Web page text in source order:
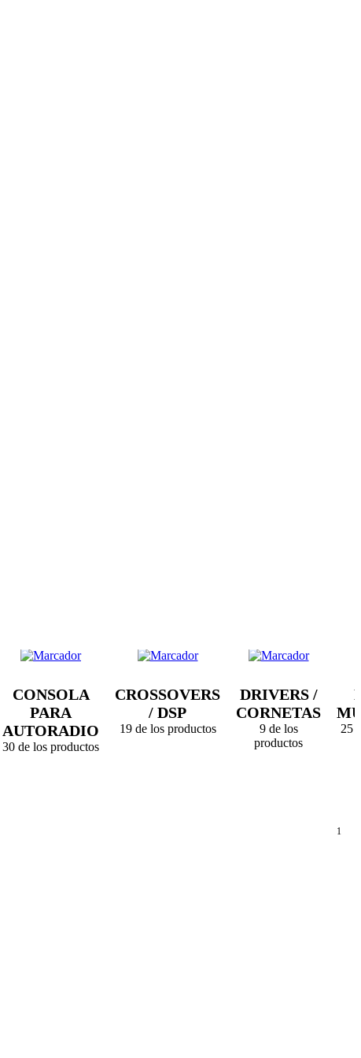
CONSOLA
PARA
AUTORADIO
30 de los productos
CROSSOVERS
/ DSP
19 de los productos
DRIVERS /
CORNETAS
9 de los
productos
25
1